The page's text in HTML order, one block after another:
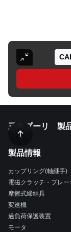
三木プーリ 製
製品情報
カップリング(軸継手)
電磁クラッチ・ブレー
摩擦式締結具
変速機
過負荷保護装置
モータ